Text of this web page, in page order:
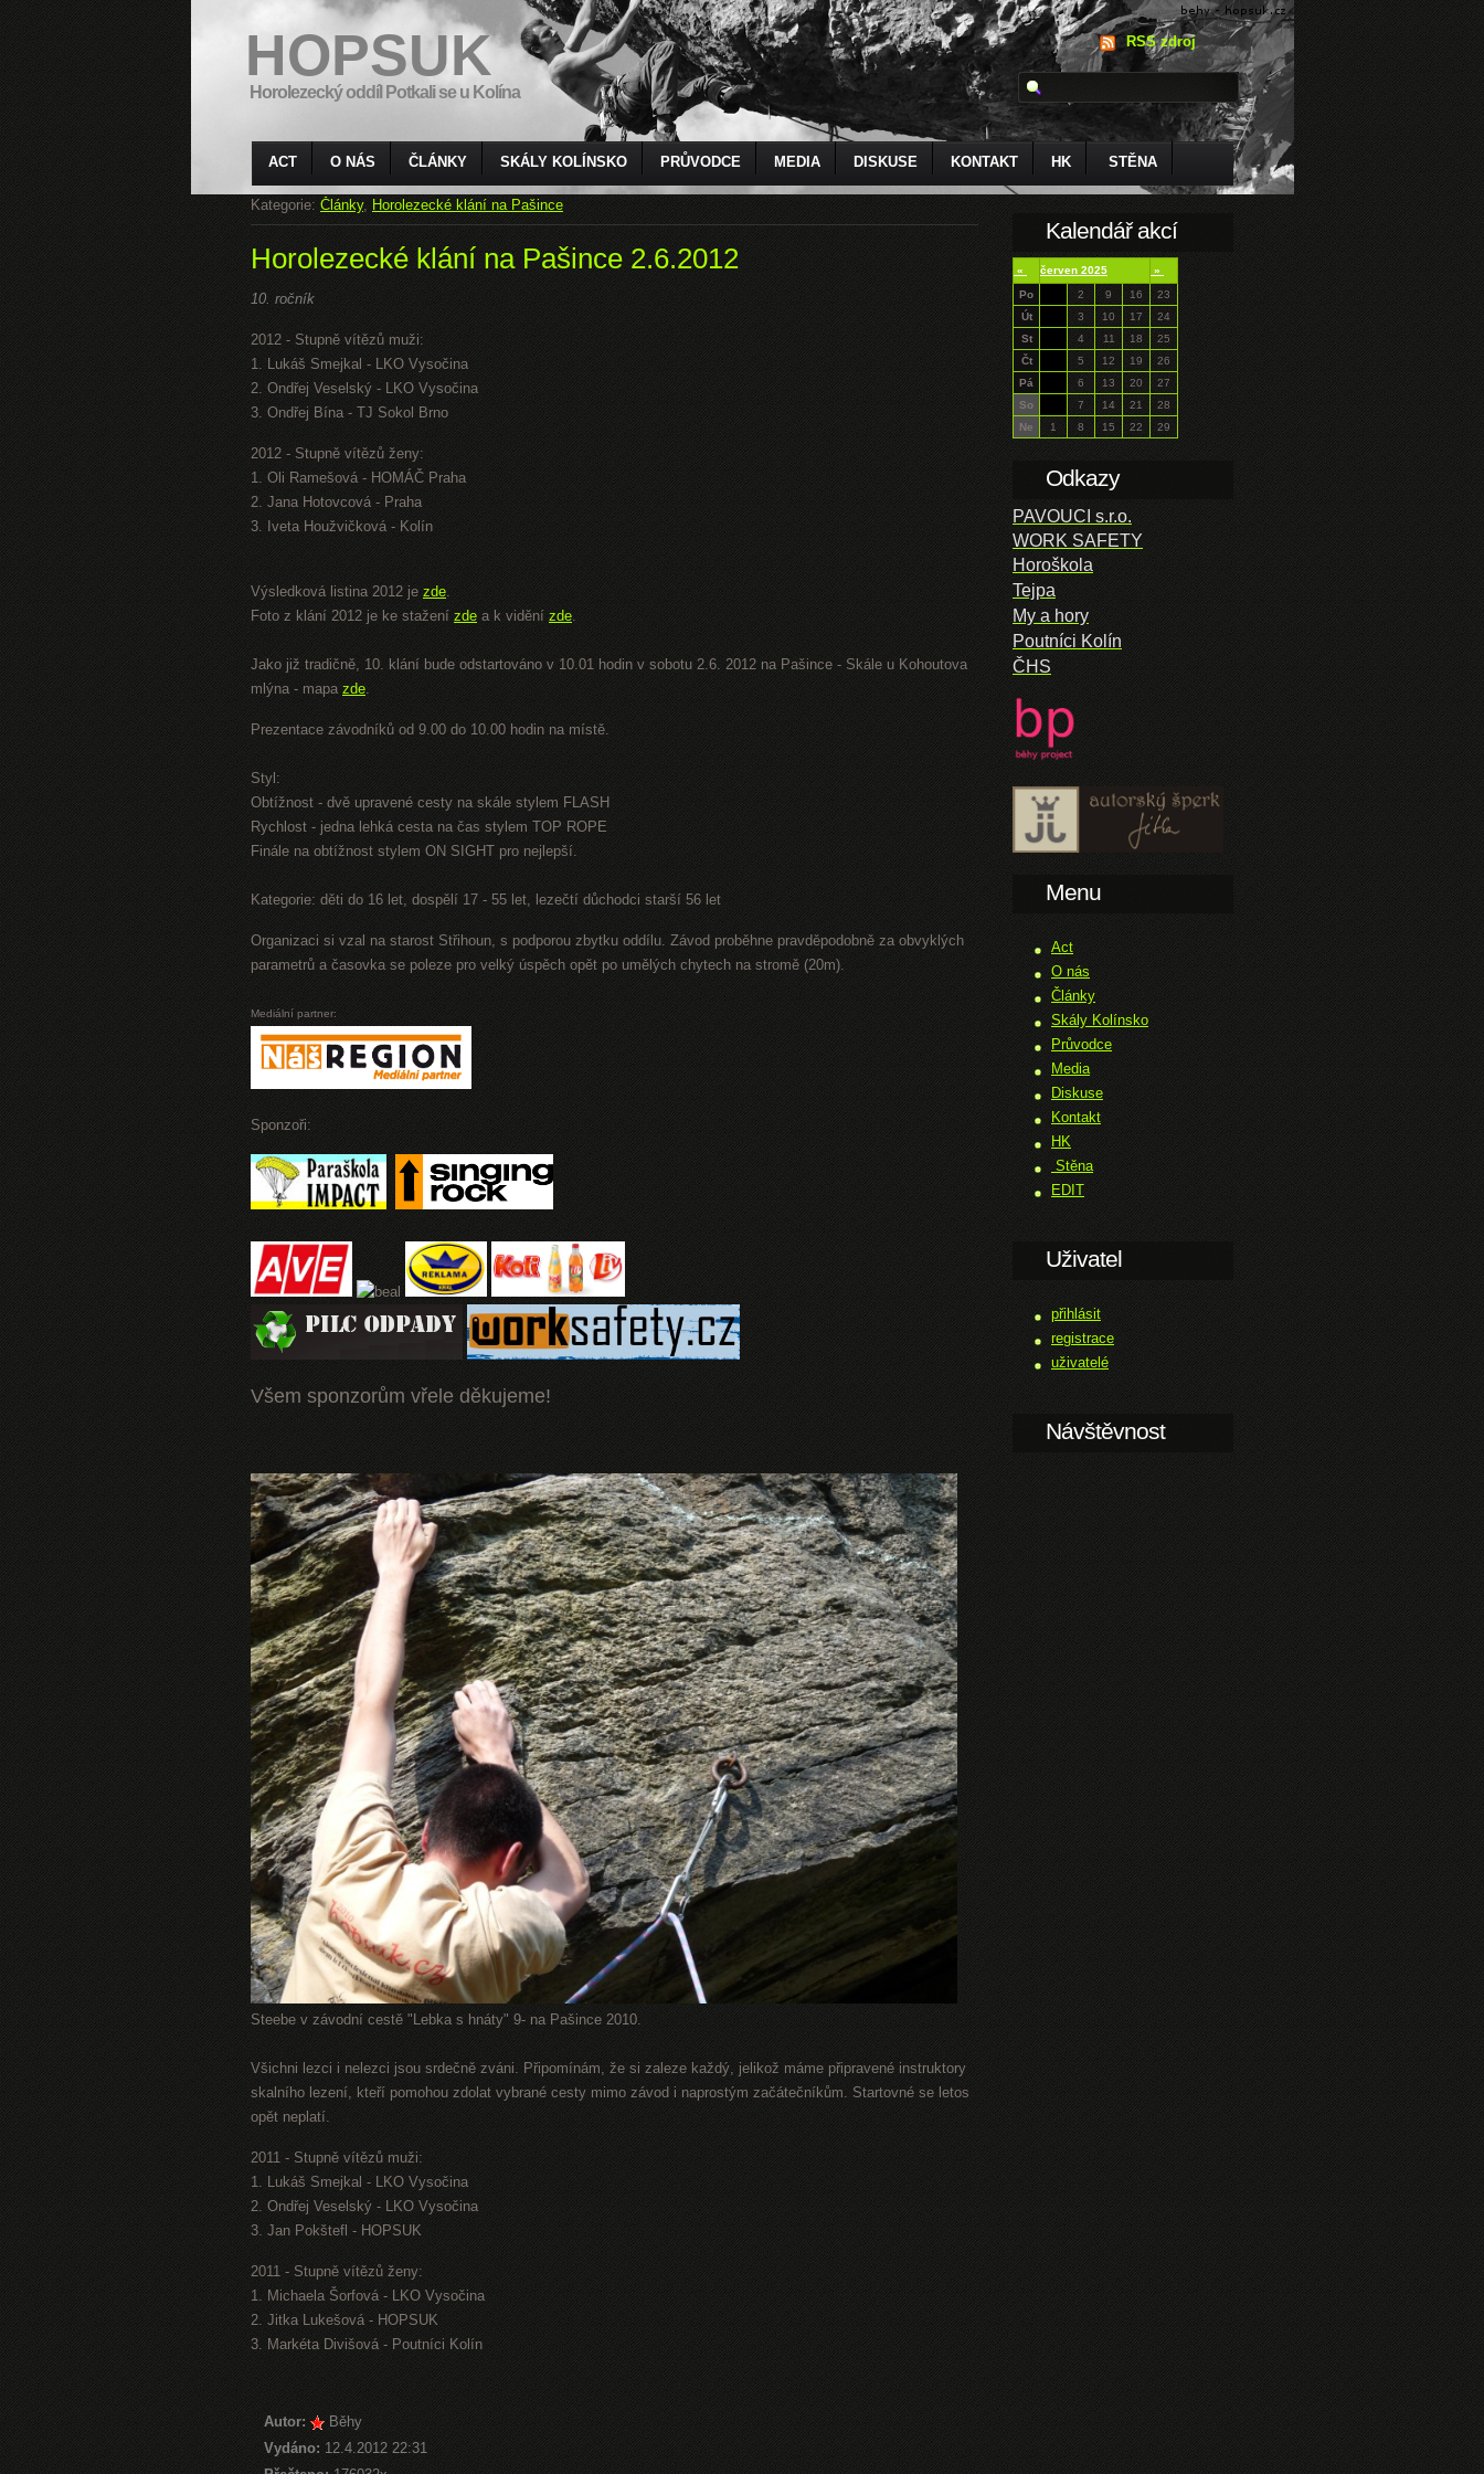
HOPSUK
Horolezecký oddíl Potkali se u Kolína
RSS zdroj
ACT O NÁS ČLÁNKY SKÁLY KOLÍNSKO PRŮVODCE MEDIA DISKUSE KONTAKT HK STĚNA
Kategorie: Články, Horolezecké klání na Pašince
Horolezecké klání na Pašince 2.6.2012
10. ročník
2012 - Stupně vítězů muži:
1. Lukáš Smejkal - LKO Vysočina
2. Ondřej Veselský - LKO Vysočina
3. Ondřej Bína - TJ Sokol Brno
2012 - Stupně vítězů ženy:
1. Oli Ramešová - HOMÁČ Praha
2. Jana Hotovcová - Praha
3. Iveta Houžvičková - Kolín
Výsledková listina 2012 je zde.
Foto z klání 2012 je ke stažení zde a k vidění zde.
Jako již tradičně, 10. klání bude odstartováno v 10.01 hodin v sobotu 2.6. 2012 na Pašince - Skále u Kohoutova
mlýna - mapa zde.
Prezentace závodníků od 9.00 do 10.00 hodin na místě.
Styl:
Obtížnost - dvě upravené cesty na skále stylem FLASH
Rychlost - jedna lehká cesta na čas stylem TOP ROPE
Finále na obtížnost stylem ON SIGHT pro nejlepší.
Kategorie: děti do 16 let, dospělí 17 - 55 let, lezečtí důchodci starší 56 let
Organizaci si vzal na starost Střihoun, s podporou zbytku oddílu. Závod proběhne pravděpodobně za obvyklých
parametrů a časovka se poleze pro velký úspěch opět po umělých chytech na stromě (20m).
Mediální partner:
Sponzoři:
Všem sponzorům vřele děkujeme!
Steebe v závodní cestě "Lebka s hnáty" 9- na Pašince 2010.
Všichni lezci i nelezci jsou srdečně zváni. Připomínám, že si zaleze každý, jelikož máme připravené instruktory
skalního lezení, kteří pomohou zdolat vybrané cesty mimo závod i naprostým začátečníkům. Startovné se letos
opět neplatí.
2011 - Stupně vítězů muži:
1. Lukáš Smejkal - LKO Vysočina
2. Ondřej Veselský - LKO Vysočina
3. Jan Pokštefl - HOPSUK
2011 - Stupně vítězů ženy:
1. Michaela Šorfová - LKO Vysočina
2. Jitka Lukešová - HOPSUK
3. Markéta Divišová - Poutníci Kolín
Autor:
Běhy
Vydáno: 12.4.2012 22:31
Kalendář akcí
« červen 2025
»
Po
2 9 16
23
Út
3 10 17
24
St
4 11 18
25
Čt
5 12 19
26
Pá
6 13 20
27
So
7 14 21
28
Ne
1 8 15 22 29
Odkazy
PAVOUCI s.r.o.
WORK SAFETY
Horoškola
Tejpa
My a hory
Poutníci Kolín
ČHS
Menu
Act
O nás
Články
Skály Kolínsko
Průvodce
Media
Diskuse
Kontakt
HK
Stěna
EDIT
Uživatel
přihlásit
registrace
uživatelé
Návštěvnost